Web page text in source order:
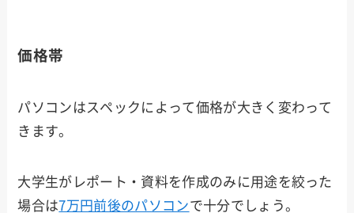
価格帯
パソコンはスペックによって価格が大きく変わって
きます。
大学生がレポート・資料を作成のみに用途を絞った
場合は7万円前後のパソコンで十分でしょう。